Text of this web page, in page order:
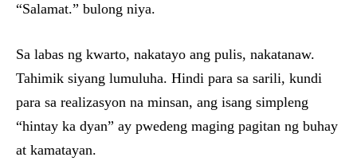
“Salamat.” bulong niya.
Sa labas ng kwarto, nakatayo ang pulis, nakatanaw.
Tahimik siyang lumuluha. Hindi para sa sarili, kundi
para sa realizasyon na minsan, ang isang simpleng
“hintay ka dyan” ay pwedeng maging pagitan ng buhay
at kamatayan.